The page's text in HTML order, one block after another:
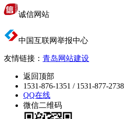
诚信网站
中国互联网举报中心
友情链接： 青岛网站建设
返回顶部
1531-876-1351 / 1531-877-2738
QQ在线
微信二维码